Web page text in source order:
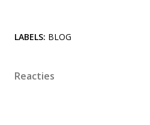
LABELS: BLOG
Reacties